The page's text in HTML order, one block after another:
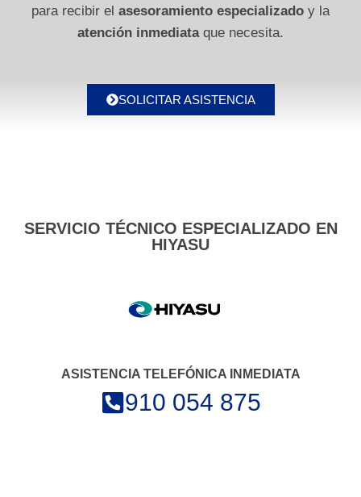
para recibir el asesoramiento especializado y la
atención inmediataque necesita.
SOLICITAR ASISTENCIA
SERVICIO TÉCNICO ESPECIALIZADO EN
HIYASU
ASISTENCIA TELEFÓNICA INMEDIATA
910 054 875